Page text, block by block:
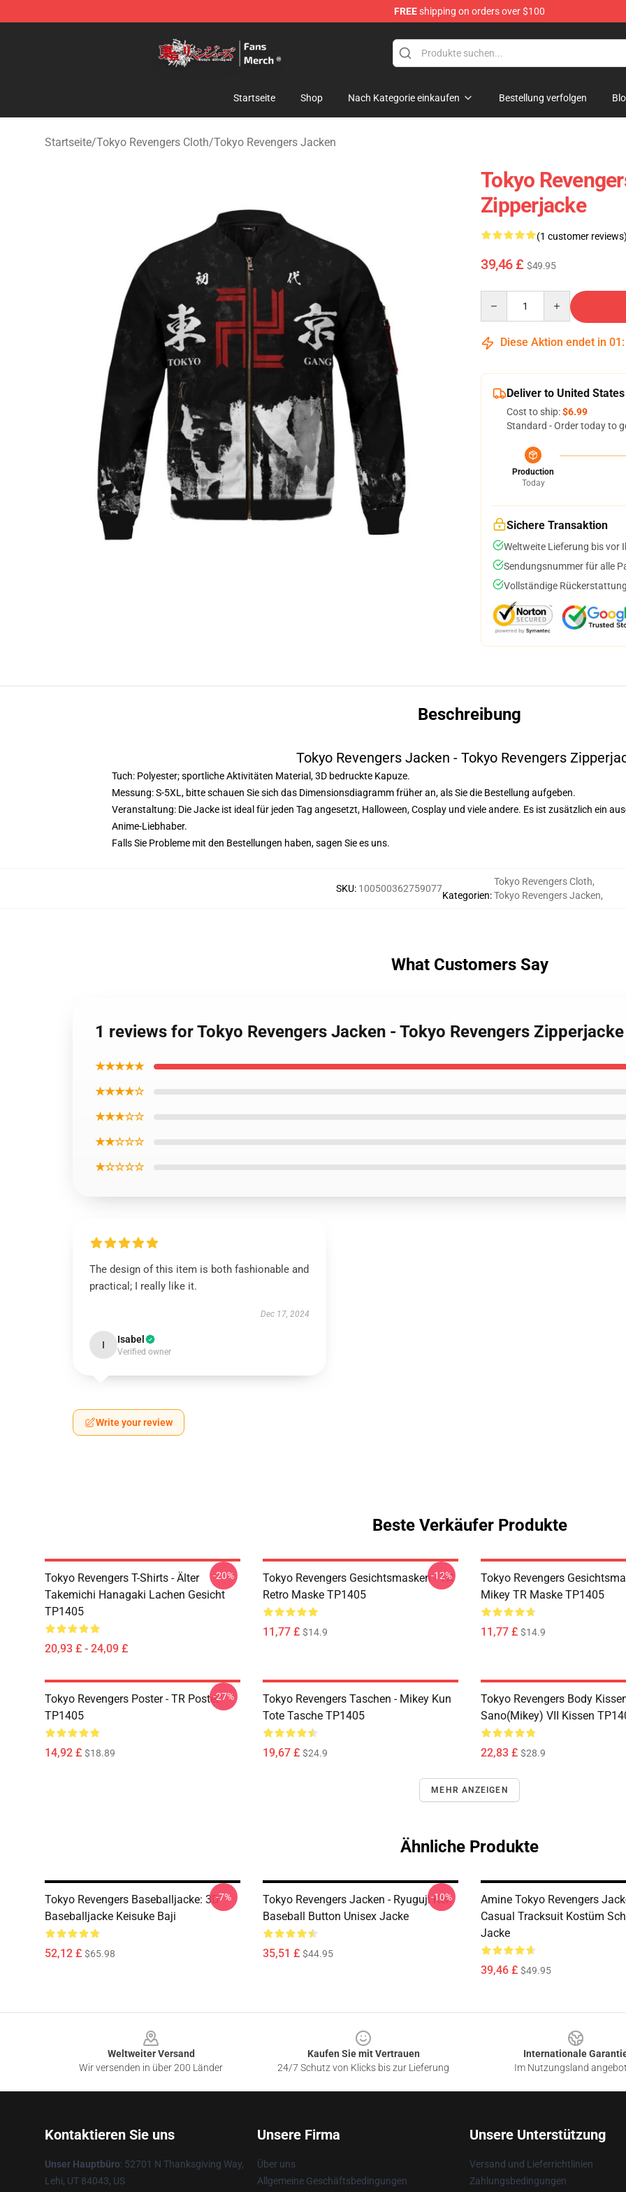
FREEshipping on orders over $100
Startseite Shop Nach Kategorie einkaufen Bestellung verfolgen
Startseite/Tokyo Revengers Cloth/Tokyo Revengers Jacken
Tokyo
Zipperjacke
(1 customer reviews)
39,46 £ $49.95
Diese Aktion endet in 01 :
Deliver to United States
Cost to ship:$6.99
Standard - Order today to
Production
Today
Sichere Transaktion
Weltweite Lieferung bis vor
Sendungsnummer für alle
Vollständige
Beschreibung
Tokyo Revengers Jacken - Tokyo Revengers
Tuch: Polyester; sportliche Aktivitäten Material, 3D bedruckte Kapuze.
Messung: S-5XL, bitte schauen Sie sich das Dimensionsdiagramm früher an, als Sie die Bestellung aufgeben.
Veranstaltung: Die Jacke ist ideal für jeden Tag angesetzt, Halloween, Cosplay und viele andere. Es ist zusätzlich ein
Anime-Liebhaber.
Falls Sie Probleme mit den Bestellungen haben, sagen Sie es uns.
SKU: 100500362759077
Kategorien:
Tokyo Revengers Cloth,
Tokyo Revengers Jacken,
What Customers Say
1 reviews for Tokyo Revengers Jacken - Tokyo Revengers Zipperjacke
★★★★★
★★★★☆
★★★☆☆
★★☆☆☆
★☆☆☆☆
The design of this item is both fashionable and
practical; I really like it.
Dec 17, 2024
I Isabel
Verified owner
Write your review
Beste Verkäufer Produkte
Tokyo Revengers T-Shirts - Älter
Takemichi Hanagaki Lachen Gesicht
TP1405
20,93 £ - 24,09 £
-20%
Tokyo Revengers Gesichtsmasken - TR
Retro Maske TP1405
11,77 £ $14.9
-12%
Tokyo Revengers
Mikey TR Maske TP1405
11,77 £ $14.9
Tokyo Revengers Poster - TR Poster
TP1405
14,92 £ $18.89
-27%
Tokyo Revengers Taschen - Mikey Kun
Tote Tasche TP1405
19,67 £ $24.9
Tokyo Revengers Body
Sano(Mikey) VII Kissen
22,83 £ $28.9
MEHR ANZEIGEN
Ähnliche Produkte
Tokyo Revengers Baseballjacke: 3D
Baseballjacke Keisuke Baji
52,12 £ $65.98
-7%
Tokyo Revengers Jacken - Ryuguji Ken
Baseball Button Unisex Jacke
35,51 £ $44.95
-10%
Amine Tokyo Revengers
Casual Tracksuit Kostüm
Jacke
39,46 £ $49.95
Weltweiter Versand
Wir versenden in über 200 Länder
Kaufen Sie mit Vertrauen
24/7 Schutz von Klicks bis zur Lieferung
Internationale
Im Nutzungsland
Kontaktieren Sie uns
Unser Hauptbüro: 52701 N Thanksgiving Way,
Lehi, UT 84043, US
Unsere Firma
Über uns
Allgemeine Geschäftsbedingungen
Unsere Unterstützung
Versand und Lieferrichtlinien
Zahlungsbedingungen